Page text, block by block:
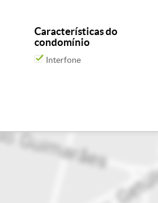
Características do
condomínio
Interfone